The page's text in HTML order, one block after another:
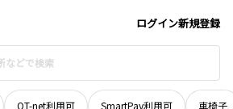
ログイン新規登録
QT-net利用可 SmartPay利用可 車椅子